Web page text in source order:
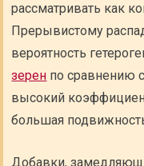
рассматривать как
Прерывистому
вероятность
зерен по сравнению
высокий
большая
Добавки,